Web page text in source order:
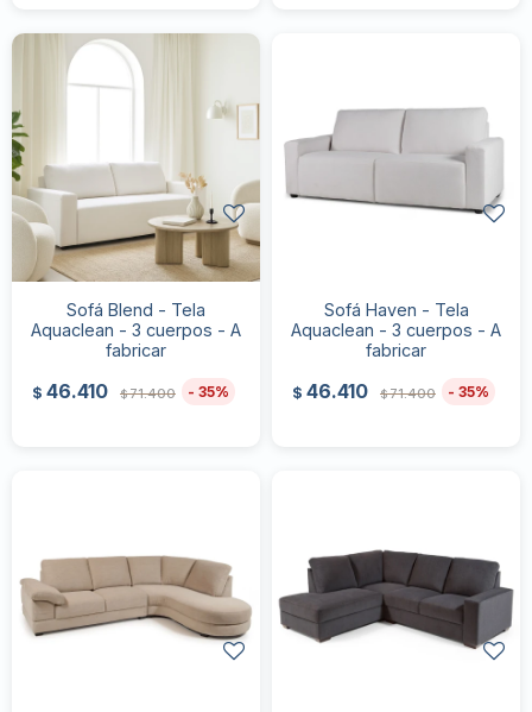
Sofá Blend - Tela
Aquaclean - 3 cuerpos - A
fabricar
$ 46.410 $71.400 35
Sofá Haven - Tela
Aquaclean - 3 cuerpos - A
fabricar
$ 46.410 $71.400 35